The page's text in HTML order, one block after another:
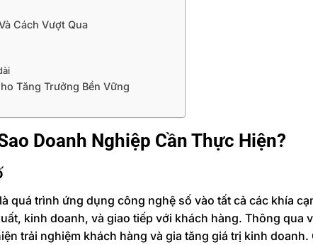
Cách Vượt Qua
Tăng Trưởng Bền Vững
Doanh Nghiệp Cần Thực Hiện?
quá trình ứng dụng công nghệ số vào tất cả các khía
kinh doanh, và giao tiếp với khách hàng. Thông qua
trải nghiệm khách hàng và gia tăng giá trị kinh